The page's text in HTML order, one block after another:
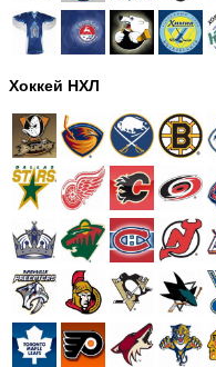
Хоккей НХЛ